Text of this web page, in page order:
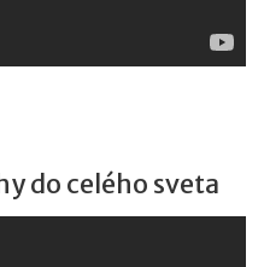
do celého sveta